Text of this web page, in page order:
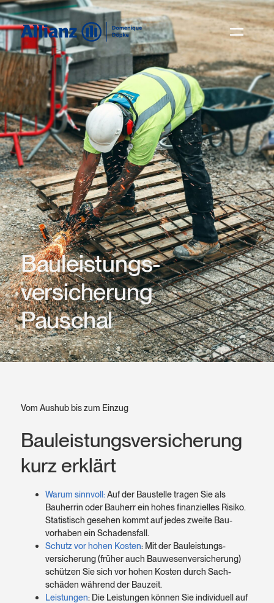
Bauleistungs­
versicherung
Pauschal
Vom Aushub bis zum Einzug
Bauleistungs­versicherung
kurz erklärt
Warum sinnvoll:Auf der Baustelle tragen Sie als
Bauherrin oder Bauherr ein hohes finan­zielles Risiko.
Statistisch gesehen kommt auf jedes zweite Bau­
vorhaben ein Schadens­fall.
Schutz vor hohen Kosten: Mit der Bauleistungs­
versicherung (früher auch Bauwesen­versicherung)
schützen Sie sich vor hohen Kosten durch Sach­
schäden während der Bauzeit.
Leistungen: Die Leistungen können Sie indivi­duell auf